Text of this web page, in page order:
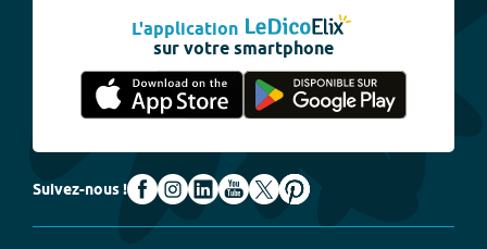
L'application
sur votre smartphone
Suivez-nous !